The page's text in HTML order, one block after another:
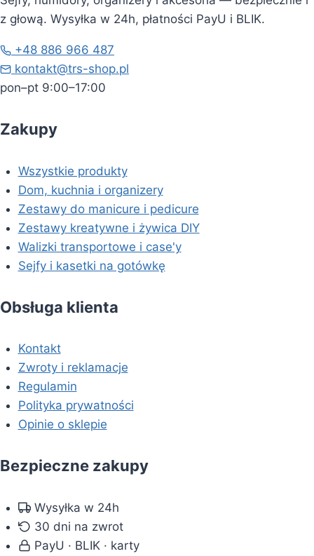
z głową. Wysyłka w 24h, płatności PayU i BLIK.
+48 886 966 487
kontakt@trs-shop.pl
pon–pt 9:00–17:00
Zakupy
Wszystkie produkty
Dom, kuchnia i organizery
Zestawy do manicure i pedicure
Zestawy kreatywne i żywica DIY
Walizki transportowe i case'y
Sejfy i kasetki na gotówkę
Obsługa klienta
Kontakt
Zwroty i reklamacje
Regulamin
Polityka prywatności
Opinie o sklepie
Bezpieczne zakupy
Wysyłka w 24h
30 dni na zwrot
PayU · BLIK · karty